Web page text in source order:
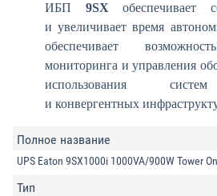
ИБП 9SX обеспечивает
и увеличивает время
обеспечивает
мониторинга и управления
использования
и конвергентных
Полное название
UPS Eaton 9SX1000i 1000VA/900W Tower
Тип